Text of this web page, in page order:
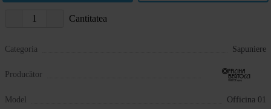
Cantitatea
Categoria Sapuniere
Producător
Model Officina 01